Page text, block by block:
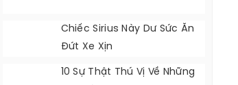
Chiếc Sirius Này Dư Sức Ăn
Đứt Xe Xịn
10 Sự Thật Thú Vị Về Những